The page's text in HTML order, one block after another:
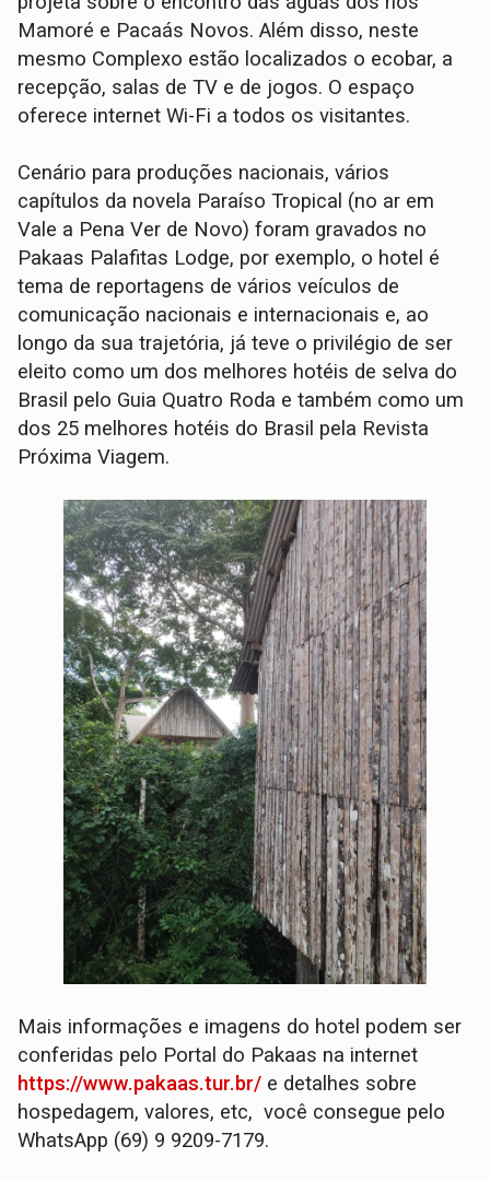
Mamoré e Pacaás Novos. Além disso, neste
mesmo Complexo estão localizados o ecobar, a
recepção, salas de TV e de jogos. O espaço
oferece internet Wi-Fi a todos os visitantes.
Cenário para produções nacionais, vários
capítulos da novela Paraíso Tropical (no ar em
Vale a Pena Ver de Novo) foram gravados no
Pakaas Palafitas Lodge, por exemplo, o hotel é
tema de reportagens de vários veículos de
comunicação nacionais e internacionais e, ao
longo da sua trajetória, já teve o privilégio de ser
eleito como um dos melhores hotéis de selva do
Brasil pelo Guia Quatro Roda e também como um
dos 25 melhores hotéis do Brasil pela Revista
Próxima Viagem.
Mais informações e imagens do hotel podem ser
conferidas pelo Portal do Pakaas na internet
https://www.pakaas.tur.br/ e detalhes sobre
hospedagem, valores, etc, você consegue pelo
WhatsApp (69) 9 9209-7179.